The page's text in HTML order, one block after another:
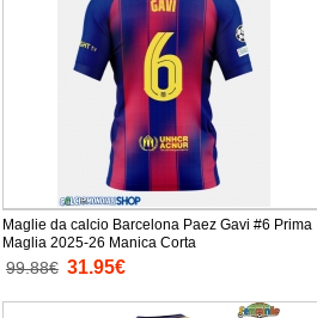
Maglie da calcio Barcelona Paez Gavi #6 Prima
Maglia 2025-26 Manica Corta
99.88€ 31.95€